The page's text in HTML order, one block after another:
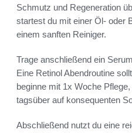
Schmutz und Regeneration
startest du mit einer Öl- oder
einem sanften Reiniger.
Trage anschließend ein
Eine Retinol Abendroutine
beginne mit 1x Woche
tagsüber auf konsequenten
Abschließend nutzt du eine